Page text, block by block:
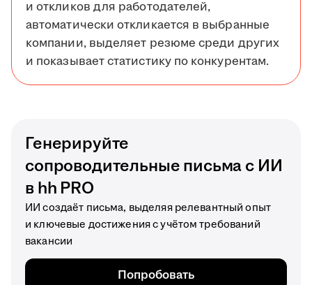
и откликов для работодателей,
автоматически откликается в выбранные
компании, выделяет резюме среди других
и показывает статистику по конкурентам.
Генерируйте
сопроводительные письма с ИИ
в hh PRO
ИИ создаёт письма, выделяя релевантный опыт
и ключевые достижения с учётом требований
вакансии
Попробовать